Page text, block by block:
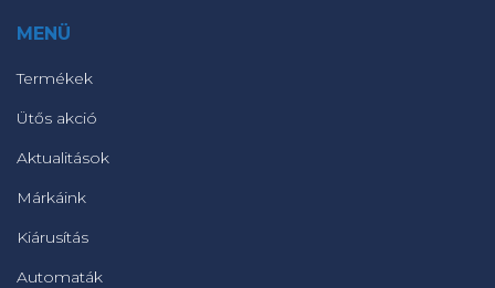
MENÜ
Termékek
Ütős akció
Aktualitások
Márkáink
Kiárusítás
Automaták